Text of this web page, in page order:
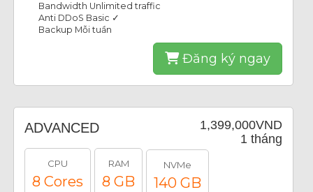
Bandwidth Unlimited traffic
Anti DDoS Basic ✓
Backup Mỗi tuần
Đăng ký ngay
1,399,000VND
1 tháng
ADVANCED
CPU
8 Cores
RAM
8 GB
NVMe
140 GB